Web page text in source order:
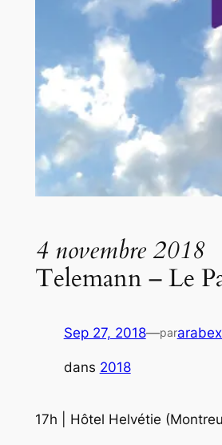
4 novembre 2018
Telemann – Le
Sep 27, 2018—par
dans 2018
17h | Hôtel Helvétie